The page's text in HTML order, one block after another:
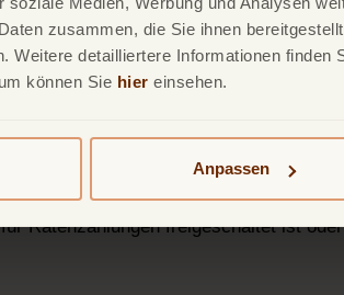
zusammen, die Sie ihnen
Weitere detailliertere Informationen finden
können Sie hier einsehen.
Anpassen
Portal oder die Banking-App Ihres
online abschließen und ersparen sich
Ratenzahlungen freigeschaltet ist